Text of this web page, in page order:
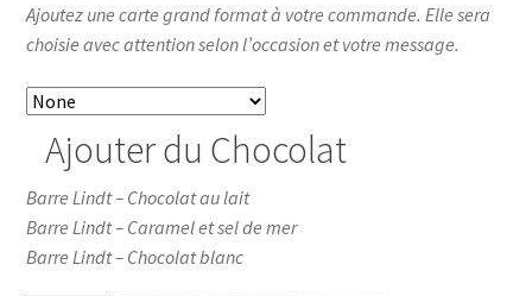
Ajoutez une carte grand format à votre commande. Elle sera
choisie avec attention selon l’occasion et votre message.
Ajouter du Chocolat
Barre Lindt – Chocolat au lait
Barre Lindt – Caramel et sel de mer
Barre Lindt – Chocolat blanc